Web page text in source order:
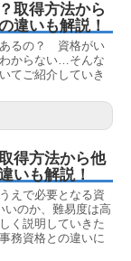
取得方法から
違いも解説！
あるの？ 資格がい
からない…そんな
てご紹介していき
得方法から他
いも解説！
えで必要となる資
いのか、難易度は高
く説明していきた
務資格との違いに